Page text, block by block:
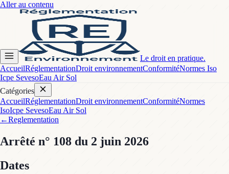
Aller au contenu
Le droit en pratique.
AccueilRéglementationDroit environnementConformitéNormes Iso
Icpe SevesoEau Air Sol
Catégories
AccueilRéglementationDroit environnementConformitéNormes
IsoIcpe SevesoEau Air Sol
←Reglementation
Arrêté n° 108 du 2 juin 2026
Dates